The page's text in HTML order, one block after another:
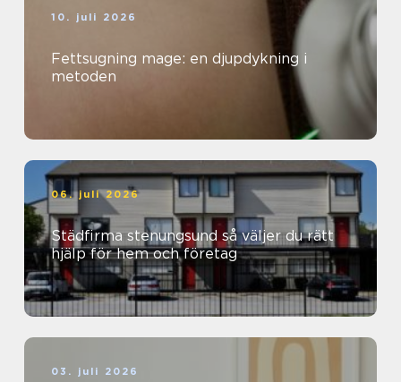
10. juli 2026
Fettsugning mage: en djupdykning i
metoden
06. juli 2026
Städfirma stenungsund så väljer du rätt
hjälp för hem och företag
03. juli 2026